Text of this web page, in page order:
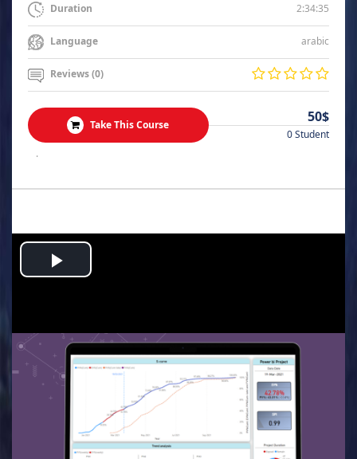
Duration 2:34:35
Language arabic
Reviews (0)
Take This Course 50$
0 Student
.
Play